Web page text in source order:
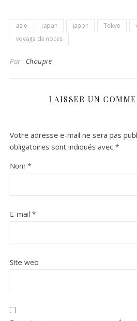
asie japan japon Tokyo
voyage de noces
Par Choupie
LAISSER UN
Votre adresse e-mail ne sera pas
obligatoires sont indiqués avec *
Nom *
E-mail *
Site web